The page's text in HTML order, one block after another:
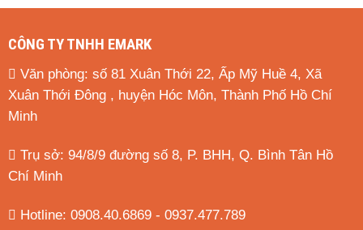
CÔNG TY TNHH EMARK
Văn phòng: số 81 Xuân Thới 22, Ấp Mỹ Huề 4, Xã
Xuân Thới Đông , huyện Hóc Môn, Thành Phố Hồ Chí
Minh
Trụ sở: 94/8/9 đường số 8, P. BHH, Q. Bình Tân Hồ
Chí Minh
Hotline: 0908.40.6869 - 0937.477.789